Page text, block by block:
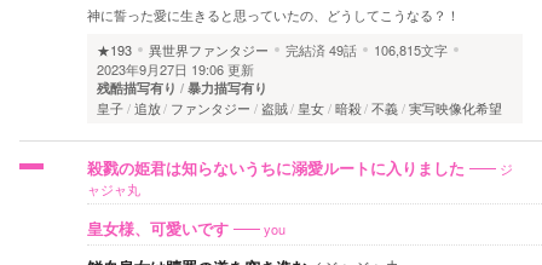
神に誓った愛に生きると思っていたの、どうしてこうなる？！
★193
異世界ファンタジー 完結済49話
106,815文字
2023年9月27日 19:06 更新
残酷描写有り 暴力描写有り
皇子 追放 ファンタジー 盗賊 皇女 暗殺 不義 実写映像化希望
殺戮の姫君は知らないうちに溺愛ルートに入りました
ジ
ャジャ丸
皇女様、可愛いです you